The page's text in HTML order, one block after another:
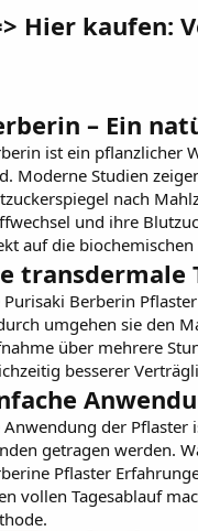
Hier kaufen:
– Ein
ist ein pflanzlicher
Moderne Studien
nach
und ihre
auf die
transdermale
Purisaki Berberin Pflaster
umgehen sie den
über mehrere
besserer
Anwendung der Pflaster
getragen werden.
Pflaster
vollen Tagesablauf